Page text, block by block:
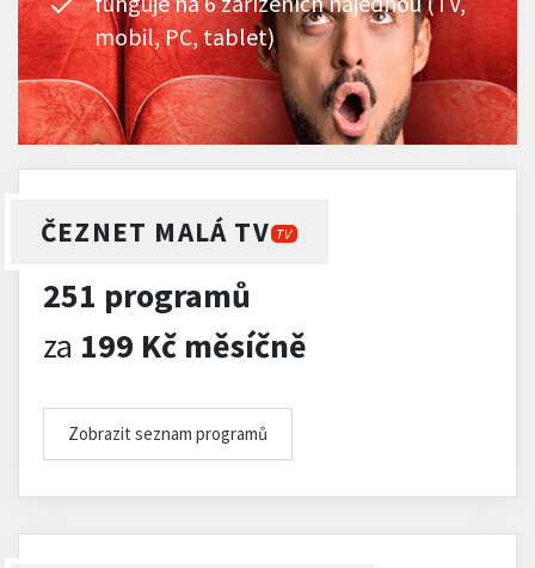
mobil, PC, tablet)
ČEZNET MALÁ TV TV
251 programů
za 199 Kč měsíčně
Zobrazit seznam programů